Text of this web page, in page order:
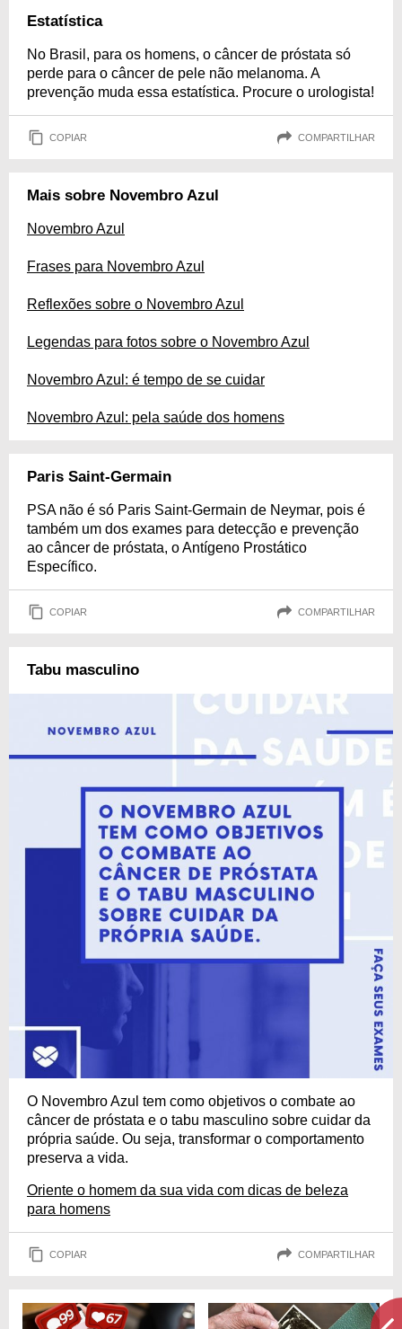
Estatística
No Brasil, para os homens, o câncer de próstata só
perde para o câncer de pele não melanoma. A
prevenção muda essa estatística. Procure o urologista!
COPIAR COMPARTILHAR
Mais sobre Novembro Azul
Novembro Azul
Frases para Novembro Azul
Reflexões sobre o Novembro Azul
Legendas para fotos sobre o Novembro Azul
Novembro Azul: é tempo de se cuidar
Novembro Azul: pela saúde dos homens
Paris Saint-Germain
PSA não é só Paris Saint-Germain de Neymar, pois é
também um dos exames para detecção e prevenção
ao câncer de próstata, o Antígeno Prostático
Específico.
COPIAR COMPARTILHAR
Tabu masculino
O Novembro Azul tem como objetivos o combate ao
câncer de próstata e o tabu masculino sobre cuidar da
própria saúde. Ou seja, transformar o comportamento
preserva a vida.
Oriente o homem da sua vida com dicas de beleza
para homens
COPIAR COMPARTILHAR